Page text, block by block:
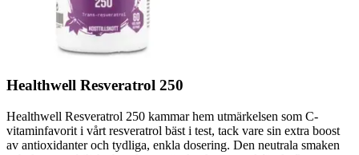
Healthwell Resveratrol 250
Healthwell Resveratrol 250 kammar hem utmärkelsen som C-
vitaminfavorit i vårt resveratrol bäst i test, tack vare sin extra boost
av antioxidanter och tydliga, enkla dosering. Den neutrala smaken